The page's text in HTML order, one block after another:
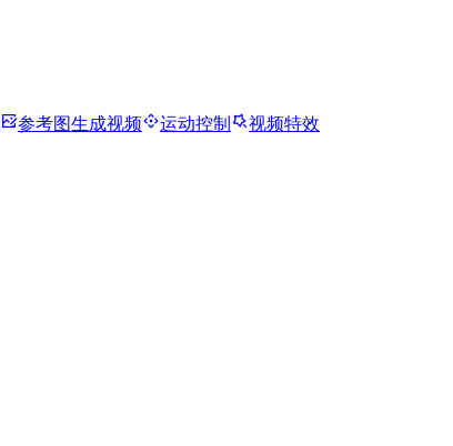
参考图生成视频 运动控制 视频特效